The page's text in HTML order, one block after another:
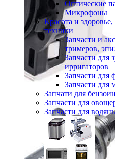
Оптические
Микрофоны
Красота и
техники
Запчасти и
тримеров,
Запчасти для
ирригаторов
Запчасти для
Запчасти для
Запчати для
Запчасти для
Запчасти для